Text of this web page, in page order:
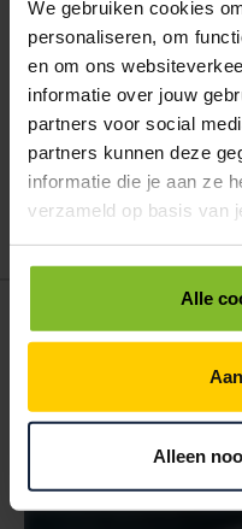
We gebruiken cookies
personaliseren, om
en om ons
informatie over jouw
partners voor social
partners kunnen deze
informatie die je aan ze
verzameld op basis van
Alle
Alleen
Hoe werkt een bestellijst?
Wanneer u bent ingelogd,
Gebruik bestel- en
te bestellen. Uw bestel- en
account. Dat pakt altijd goed
POSTDOOS
VOOR BOEKEN
EXTRA STEVIG